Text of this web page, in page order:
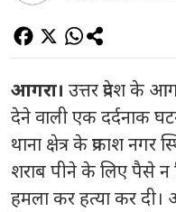
आगरा। उत्तर प्रदेश के
देने वाली एक दर्दनाक
थाना क्षेत्र के प्रकाश
शराब पीने के लिए पैसे न
हमला कर हत्या कर